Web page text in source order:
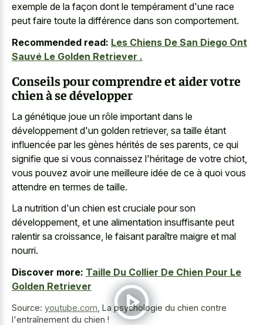
exemple de la façon dont le tempérament d'une race
peut faire toute la différence dans son comportement.
Recommended read: Les Chiens De San Diego Ont
Sauvé Le Golden Retriever .
Conseils pour comprendre et aider votre
chien à se développer
La génétique joue un rôle important dans le
développement d'un golden retriever, sa taille étant
influencée par les gènes hérités de ses parents, ce qui
signifie que si vous connaissez l'héritage de votre chiot,
vous pouvez avoir une meilleure idée de ce à quoi vous
attendre en termes de taille.
La nutrition d'un chien est cruciale pour son
développement, et une alimentation insuffisante peut
ralentir sa croissance, le faisant paraître maigre et mal
nourri.
Discover more: Taille Du Collier De Chien Pour Le
Golden Retriever
Source: youtube.com La psychologie du chien contre
l'entraînement du chien !